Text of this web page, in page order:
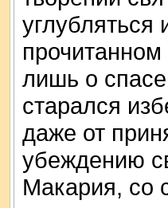
лишь о
старался
даже от
убеждению
Макария, со